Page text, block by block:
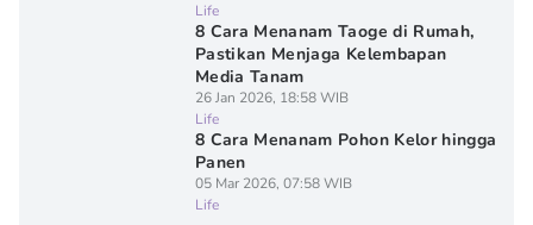
Life
8 Cara Menanam Taoge di Rumah,
Pastikan Menjaga Kelembapan
Media Tanam
26 Jan 2026, 18:58 WIB
Life
8 Cara Menanam Pohon Kelor hingga
Panen
05 Mar 2026, 07:58 WIB
Life